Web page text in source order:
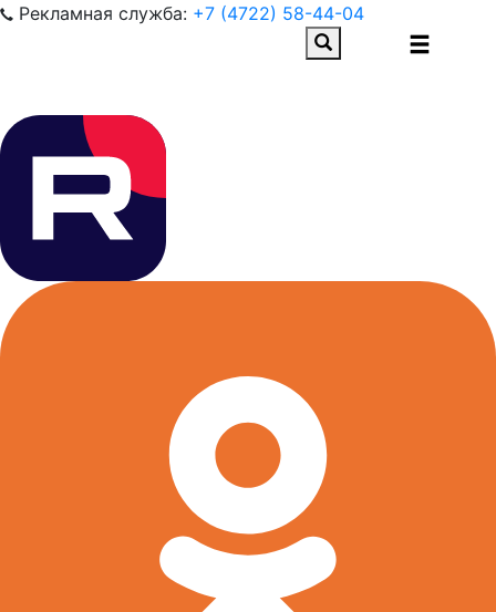
Рекламная служба: +7 (4722) 58-44-04